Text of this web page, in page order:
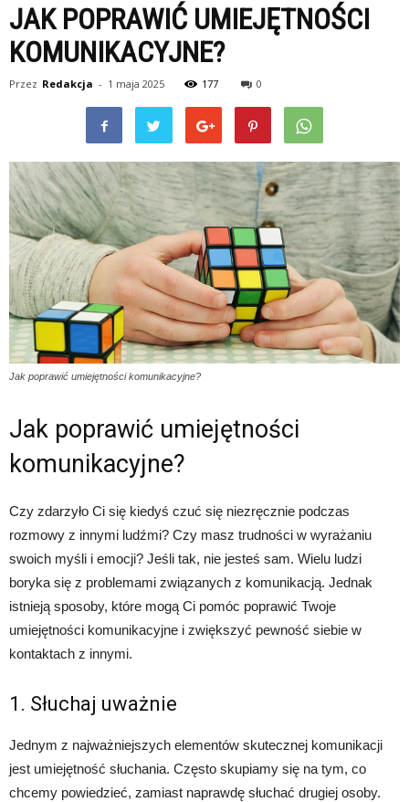
JAK POPRAWIĆ UMIEJĘTNOŚCI
KOMUNIKACYJNE?
Przez Redakcja - 1 maja 2025 177 0
Jak poprawić umiejętności komunikacyjne?
Jak poprawić umiejętności
komunikacyjne?
Czy zdarzyło Ci się kiedyś czuć się niezręcznie podczas
rozmowy z innymi ludźmi? Czy masz trudności w wyrażaniu
swoich myśli i emocji? Jeśli tak, nie jesteś sam. Wielu ludzi
boryka się z problemami związanych z komunikacją. Jednak
istnieją sposoby, które mogą Ci pomóc poprawić Twoje
umiejętności komunikacyjne i zwiększyć pewność siebie w
kontaktach z innymi.
1. Słuchaj uważnie
Jednym z najważniejszych elementów skutecznej komunikacji
jest umiejętność słuchania. Często skupiamy się na tym, co
chcemy powiedzieć, zamiast naprawdę słuchać drugiej osoby.